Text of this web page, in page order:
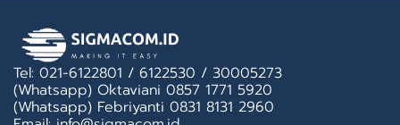
Tel: 021-6122801 / 6122530 / 30005273
(Whatsapp) Oktaviani 0857 1771 5920
(Whatsapp) Febriyanti 0831 8131 2960